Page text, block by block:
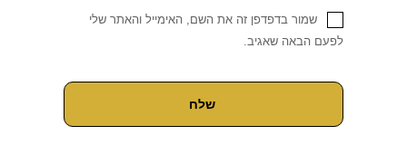
שמור בדפדפן זה את השם, האימייל והאתר שלי
לפעם הבאה שאגיב.